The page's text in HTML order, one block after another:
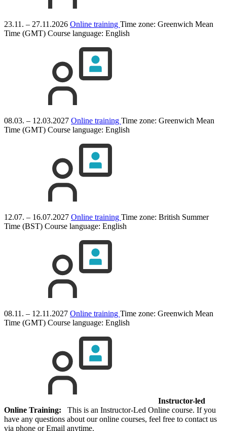
23.11. – 27.11.2026 Online training Time zone: Greenwich Mean
Time (GMT) Course language: English
08.03. – 12.03.2027 Online training Time zone: Greenwich Mean
Time (GMT) Course language: English
12.07. – 16.07.2027 Online training Time zone: British Summer
Time (BST) Course language: English
08.11. – 12.11.2027 Online training Time zone: Greenwich Mean
Time (GMT) Course language: English
Instructor-led
Online Training: This is an Instructor-Led Online course. If you
have any questions about our online courses, feel free to contact us
via phone or Email anytime.